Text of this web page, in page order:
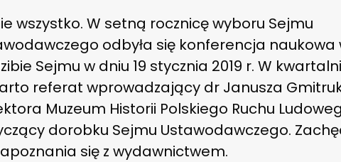
wszystko. W setną rocznicę wyboru Sejmu
odbyła się konferencja naukowa
Sejmu w dniu 19 stycznia 2019 r. W
referat wprowadzający dr Janusza
Muzeum Historii Polskiego Ruchu
dorobku Sejmu Ustawodawczego.
się z wydawnictwem.